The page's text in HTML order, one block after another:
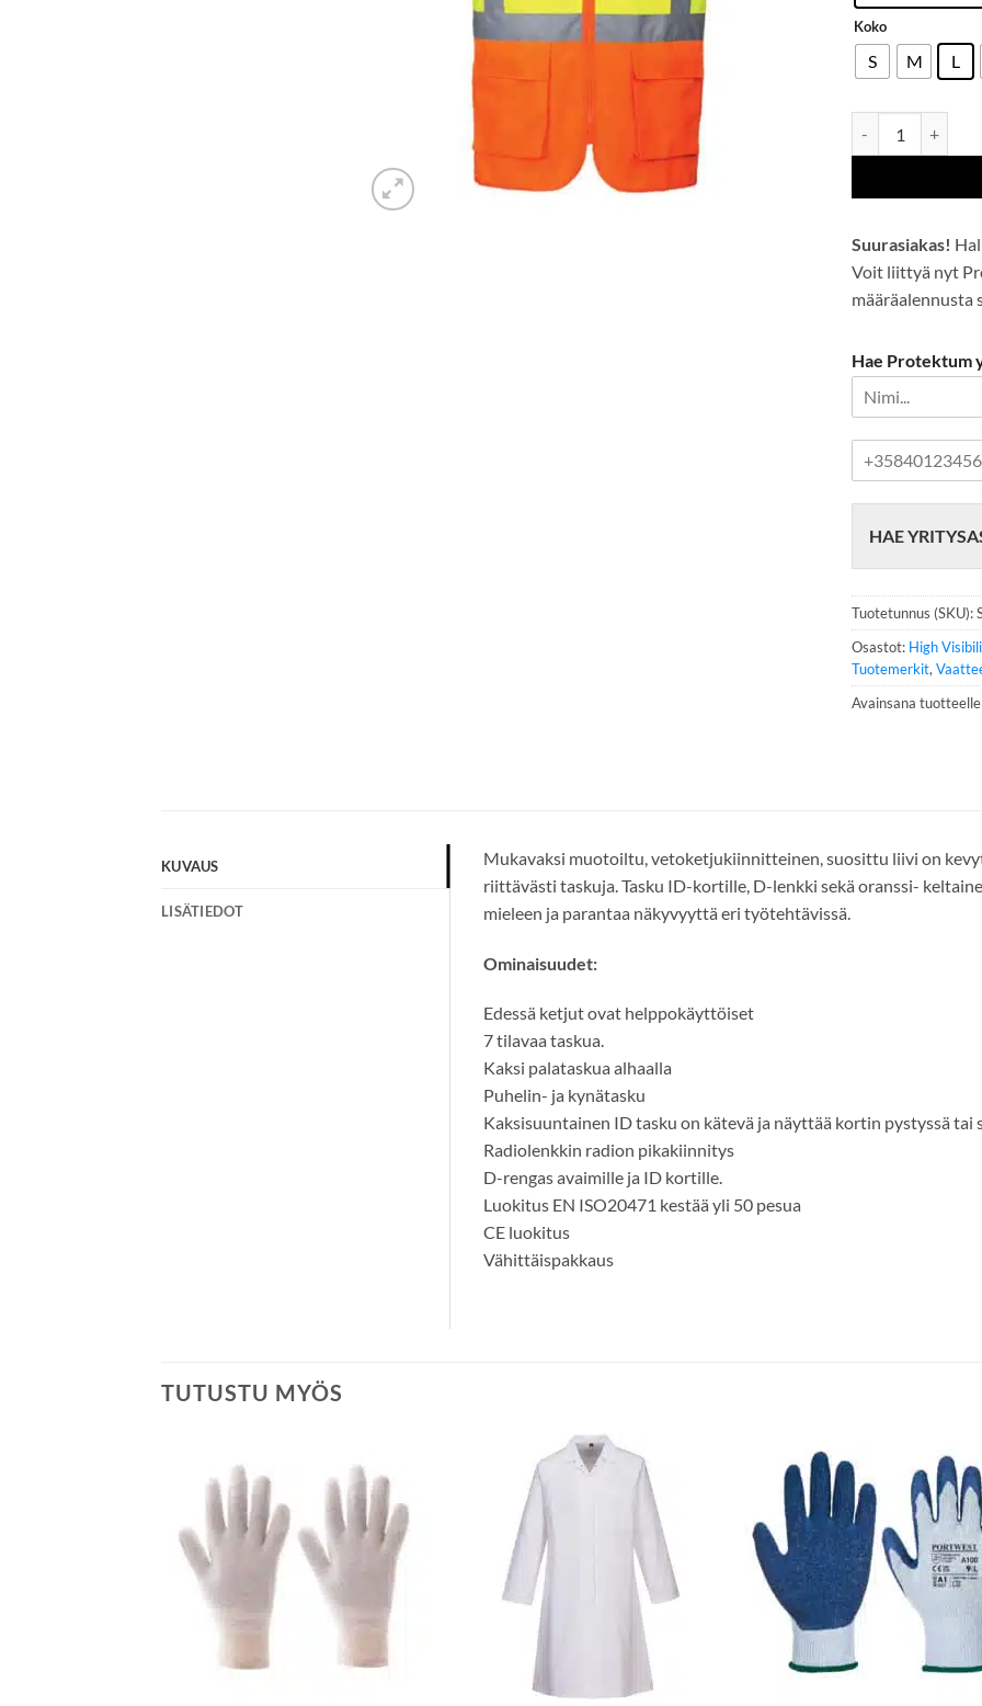
Koko
S M L
Suurasiakas!
Voit liittyä nyt
määräalennusta
Hae Protektum
n
u
m
e
r
o
HAE
Tuotetunnus (SKU):
Osastot: High
Tuotemerkit,
Avainsana tuotteelle
KUVAUS
LISÄTIEDOT
Mukavaksi muotoiltu, vetoketjukiinnitteinen, suosittu liivi on
riittävästi taskuja. Tasku ID-kortille, D-lenkki sekä oranssi-
mieleen ja parantaa näkyvyyttä eri työtehtävissä.
Ominaisuudet:
Edessä ketjut ovat helppokäyttöiset
7 tilavaa taskua.
Kaksi palataskua alhaalla
Puhelin- ja kynätasku
Kaksisuuntainen ID tasku on kätevä ja näyttää kortin pystyssä tai
Radiolenkkin radion pikakiinnitys
D-rengas avaimille ja ID kortille.
Luokitus EN ISO20471 kestää yli 50 pesua
CE luokitus
Vähittäispakkaus
TUTUSTU MYÖS